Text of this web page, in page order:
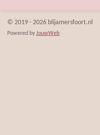
© 2019 - 2026 blijamersfoort.nl
Powered by JouwWeb